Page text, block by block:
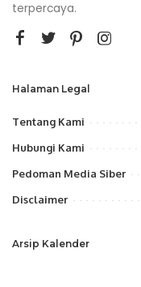
terpercaya.
Halaman Legal
Tentang Kami
Hubungi Kami
Pedoman Media Siber
Disclaimer
Arsip Kalender